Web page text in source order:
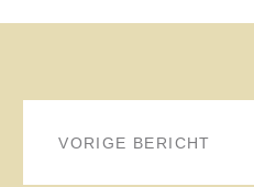
NAVIGATIE
VORIGE BERICHT